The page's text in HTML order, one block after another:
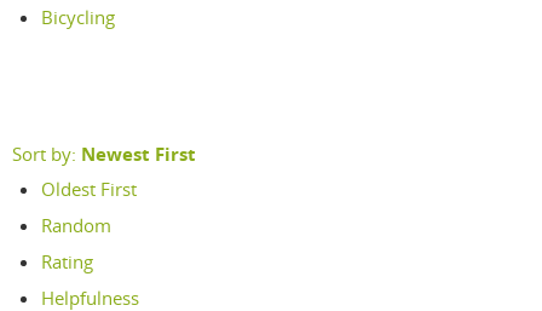
Bicycling
Sort by: Newest First
Oldest First
Random
Rating
Helpfulness